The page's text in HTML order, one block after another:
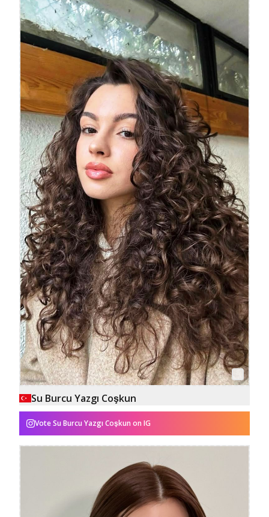
Su Burcu Yazgı Coşkun
VoteSu Burcu Yazgı Coşkun on IG